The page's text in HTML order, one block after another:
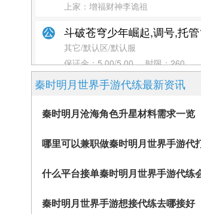
上家：增福财神李诡祖
斗破苍穹少年崛起,调号,托
其它/默认区/默认服
保证金：5.00/5.00 时限：260
上家：新手USR20*****103921
其它/默认区/默认服
上家：杰哥超会代
z120
保证金：5.00/5.00 时限：2
秦时明月世界手游代练最新资讯
秦时明月沧海角色升星材料需求一览
哪里可以兼职做秦时明月世界手游代
秦时明月世界手游想接代练去哪接好